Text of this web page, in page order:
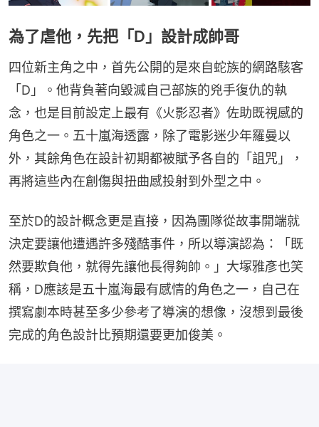
為了虐他，先把「D」設計成帥哥
四位新主角之中，首先公開的是來自蛇族的網路駭客
「D」。他背負著向毀滅自己部族的兇手復仇的執
念，也是目前設定上最有《火影忍者》佐助既視感的
角色之一。五十嵐海透露，除了電影迷少年羅曼以
外，其餘角色在設計初期都被賦予各自的「詛咒」，
再將這些內在創傷與扭曲感投射到外型之中。
至於D的設計概念更是直接，因為團隊從故事開端就
決定要讓他遭遇許多殘酷事件，所以導演認為：「既
然要欺負他，就得先讓他長得夠帥。」大塚雅彥也笑
稱，D應該是五十嵐海最有感情的角色之一，自己在
撰寫劇本時甚至多少參考了導演的想像，沒想到最後
完成的角色設計比預期還要更加俊美。